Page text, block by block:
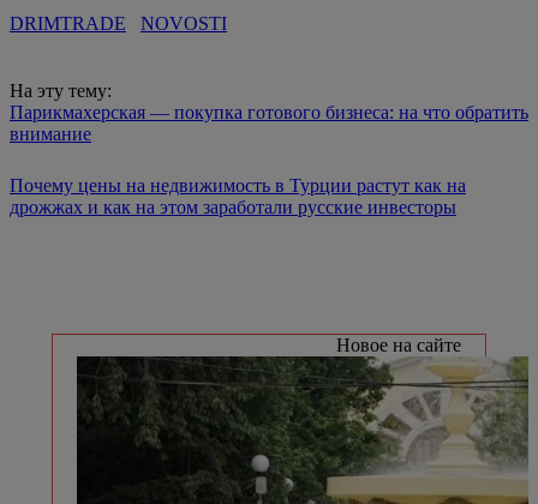
DRIMTRADE NOVOSTI
На эту тему:
Парикмахерская — покупка готового бизнеса: на что обратить
внимание
Почему цены на недвижимость в Турции растут как на
дрожжах и как на этом заработали русские инвесторы
Новое на сайте